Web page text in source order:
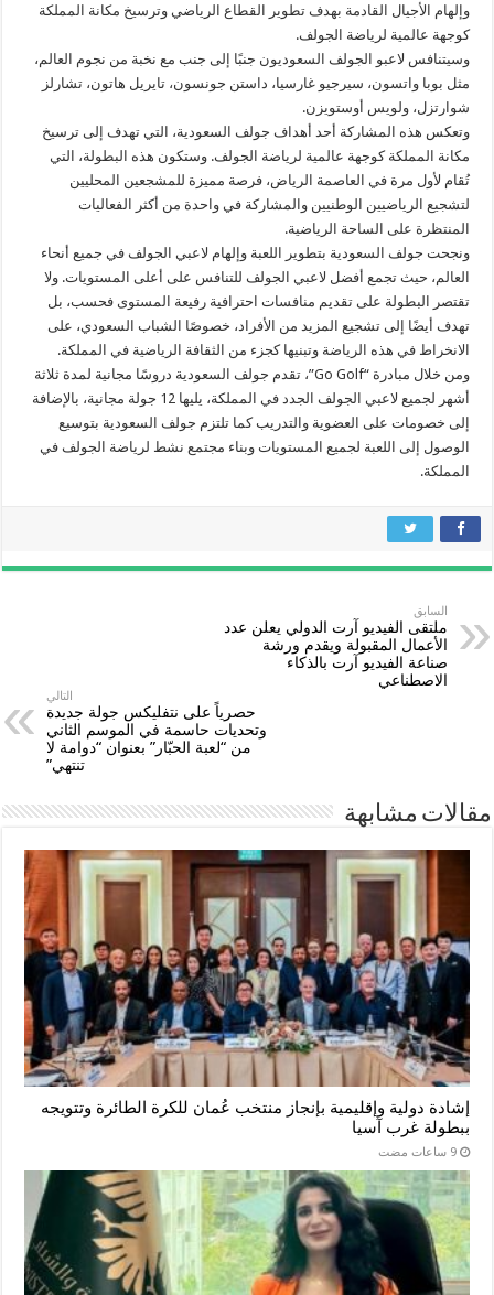
وإلهام الأجيال القادمة بهدف تطوير القطاع الرياضي وترسيخ مكانة المملكة
كوجهة عالمية لرياضة الجولف.
وسيتنافس لاعبو الجولف السعوديون جنبًا إلى جنب مع نخبة من نجوم العالم،
مثل بوبا واتسون، سيرجيو غارسيا، داستن جونسون، تايريل هاتون، تشارلز
شوارتزل، ولويس أوستويزن.
وتعكس هذه المشاركة أحد أهداف جولف السعودية، التي تهدف إلى ترسيخ
مكانة المملكة كوجهة عالمية لرياضة الجولف. وستكون هذه البطولة، التي
تُقام لأول مرة في العاصمة الرياض، فرصة مميزة للمشجعين المحليين
لتشجيع الرياضيين الوطنيين والمشاركة في واحدة من أكثر الفعاليات
المنتظرة على الساحة الرياضية.
ونجحت جولف السعودية بتطوير اللعبة وإلهام لاعبي الجولف في جميع أنحاء
العالم، حيث تجمع أفضل لاعبي الجولف للتنافس على أعلى المستويات. ولا
تقتصر البطولة على تقديم منافسات احترافية رفيعة المستوى فحسب، بل
تهدف أيضًا إلى تشجيع المزيد من الأفراد، خصوصًا الشباب السعودي، على
الانخراط في هذه الرياضة وتبنيها كجزء من الثقافة الرياضية في المملكة.
ومن خلال مبادرة “Go Golf”، تقدم جولف السعودية دروسًا مجانية لمدة ثلاثة
أشهر لجميع لاعبي الجولف الجدد في المملكة، يليها 12 جولة مجانية، بالإضافة
إلى خصومات على العضوية والتدريب كما تلتزم جولف السعودية بتوسيع
الوصول إلى اللعبة لجميع المستويات وبناء مجتمع نشط لرياضة الجولف في
المملكة.
السابق
ملتقى الفيديو آرت الدولي يعلن عدد
الأعمال المقبولة ويقدم ورشة
صناعة الفيديو آرت بالذكاء
الاصطناعي
التالي
حصرياً على نتفليكس جولة جديدة
وتحديات حاسمة في الموسم الثاني
من “لعبة الحبّار” بعنوان “دوامة لا
تنتهي”
مقالات مشابهة
إشادة دولية وإقليمية بإنجاز منتخب عُمان للكرة الطائرة وتتويجه
ببطولة غرب آسيا
‏9 ساعات مضت